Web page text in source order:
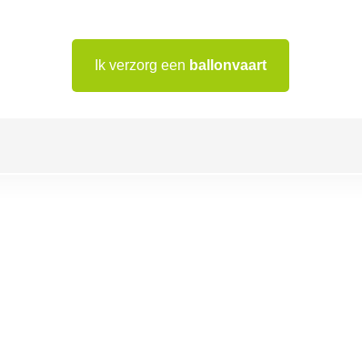
Ik verzorg een ballonvaart